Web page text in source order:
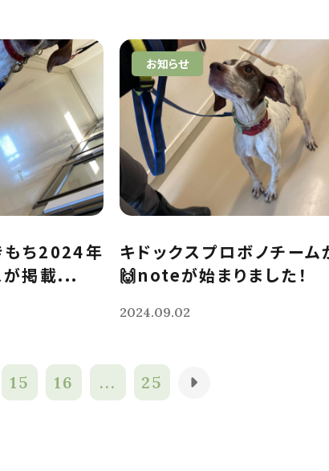
もち2024年
が掲載...
お知らせ
キドックスプロボノチーム
🙌noteが始まりました！
2024.09.02
15 16 ... 25